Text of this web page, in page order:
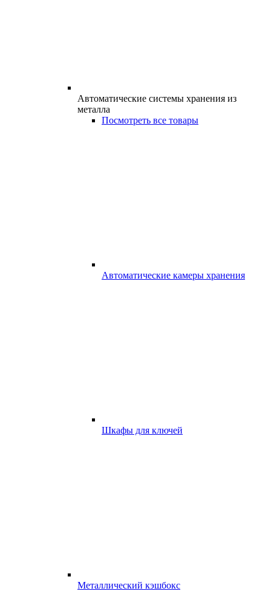
Автоматические системы хранения из
металла
Посмотреть все товары
Автоматические камеры хранения
Шкафы для ключей
Металлический кэшбокс